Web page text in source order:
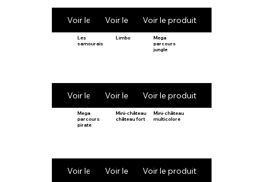
Voir le produitVoir le produitVoir le produit
Les
samouraïs
Voir le produit
Limbo
Voir le produit
Mega
parcours
jungle
Voir le produit
Mega
parcours
pirate
Voir le produit
Mini-château
château fort
Voir le produit
Mini-château
multicolore
Voir le produit